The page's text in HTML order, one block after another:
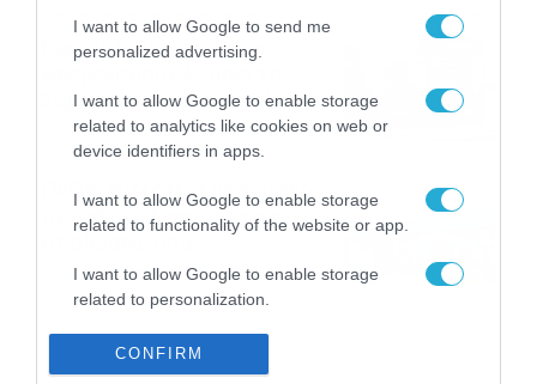
I want to allow Google to send me
personalized advertising.
I want to allow Google to enable storage
related to analytics like cookies on web or
device identifiers in apps.
I want to allow Google to enable storage
related to functionality of the website or app.
I want to allow Google to enable storage
related to personalization.
I want to allow Google to enable storage
related to security, including authentication
CONFIRM
Καιρός 6-8: Ανεβαίνει η
Σαββατοκύριακο… (vid)
06/08/2026 22:00
ΠΑΟΚ-Άντερλεχτ με σούπερ
προσφορά* και ενισχυμένες
το Pamestoixima.gr
06/08/2026 14:02